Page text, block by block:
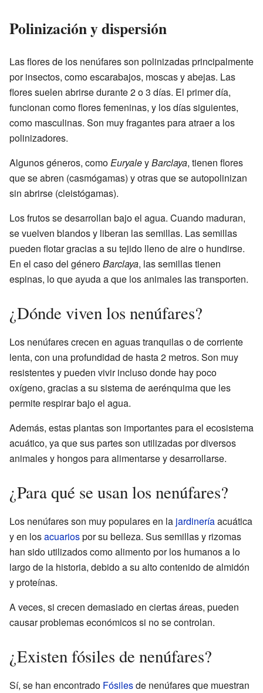
Polinización y dispersión
Las flores de los nenúfares son polinizadas principalmente
por insectos, como escarabajos, moscas y abejas. Las
flores suelen abrirse durante 2 o 3 días. El primer día,
funcionan como flores femeninas, y los días siguientes,
como masculinas. Son muy fragantes para atraer a los
polinizadores.
Algunos géneros, comoEuryaleyBarclaya, tienen flores
que se abren (casmógamas) y otras que se autopolinizan
sin abrirse (cleistógamas).
Los frutos se desarrollan bajo el agua. Cuando maduran,
se vuelven blandos y liberan las semillas. Las semillas
pueden flotar gracias a su tejido lleno de aire o hundirse.
En el caso del géneroBarclaya, las semillas tienen
espinas, lo que ayuda a que los animales las transporten.
¿Dónde viven los nenúfares?
Los nenúfares crecen en aguas tranquilas o de corriente
lenta, con una profundidad de hasta 2 metros. Son muy
resistentes y pueden vivir incluso donde hay poco
oxígeno, gracias a su sistema de aerénquima que les
permite respirar bajo el agua.
Además, estas plantas son importantes para el ecosistema
acuático, ya que sus partes son utilizadas por diversos
animales y hongos para alimentarse y desarrollarse.
¿Para qué se usan los nenúfares?
Los nenúfares son muy populares en la jardineríaacuática
y en losacuariospor su belleza. Sus semillas y rizomas
han sido utilizados como alimento por los humanos a lo
largo de la historia, debido a su alto contenido de almidón
y proteínas.
A veces, si crecen demasiado en ciertas áreas, pueden
causar problemas económicos si no se controlan.
¿Existen fósiles de nenúfares?
Sí, se han encontrado Fósilesde nenúfares que muestran